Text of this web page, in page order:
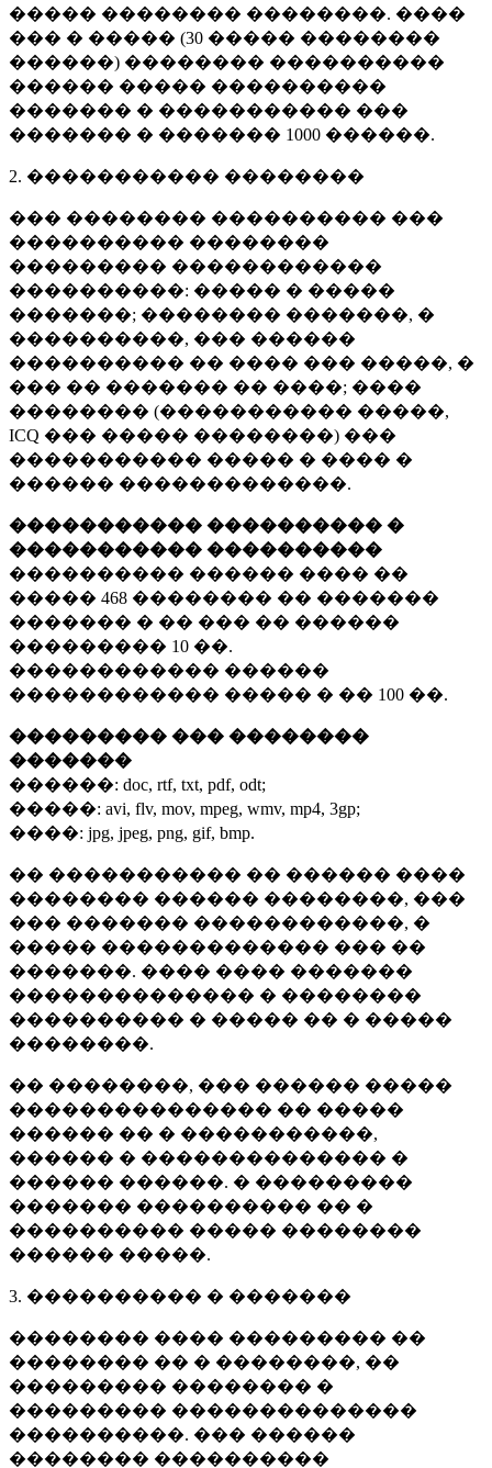
����� �������� ��������. ����
��� � ����� (30 ����� ��������
������) �������� ����������
������ ����� ����������
������� � ����������� ���
������� � ������� 1000 ������.
2. ����������� ��������
��� �������� ���������� ���
���������� ��������
��������� ������������
����������: ����� � �����
�������; �������� �������, �
����������, ��� ������
���������� �� ���� ��� �����, �
��� �� ������� �� ����; ����
�������� (����������� �����,
ICQ ��� ����� ��������) ���
����������� ����� � ���� �
������ �������������.
����������� ���������� �
����������� ����������
���������� ������ ���� ��
����� 468 �������� �� �������
������� � �� ��� �� ������
��������� 10 ��.
������������ ������
������������ ����� � �� 100 ��.
��������� ��� ��������
�������
������: doc, rtf, txt, pdf, odt;
�����: avi, flv, mov, mpeg, wmv, mp4, 3gp;
����: jpg, jpeg, png, gif, bmp.
�� ����������� �� ������ ����
�������� ������ ��������, ���
��� ������� ������������, �
����� ������������� ��� ��
�������. ���� ���� �������
�������������� � ��������
���������� � ����� �� � �����
��������.
�� ��������, ��� ������ �����
��������������� �� �����
������ �� � �����������,
������ � �������������� �
������ ������. � ���������
������� ���������� �� �
���������� ����� ��������
������ �����.
3. ���������� � �������
�������� ���� ��������� ��
�������� �� � ��������, ��
��������� �������� �
��������� ��������������
����������. ��� ������
�������� ����������